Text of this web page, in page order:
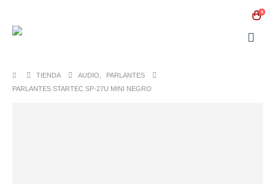
0
TIENDA AUDIO
PARLANTES
PARLANTES STARTEC SP-27U MINI NEGRO